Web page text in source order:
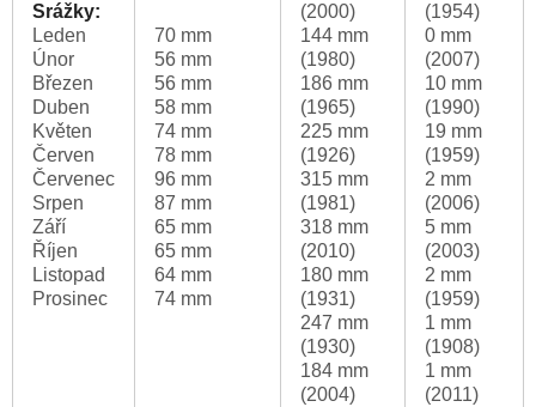
Srážky:
Leden
Únor
Březen
Duben
Květen
Červen
Červenec
Srpen
Září
Říjen
Listopad
Prosinec
70 mm
56 mm
56 mm
58 mm
74 mm
78 mm
96 mm
87 mm
65 mm
65 mm
64 mm
74 mm
(2000)
144 mm
(1980)
186 mm
(1965)
225 mm
(1926)
315 mm
(1981)
318 mm
(2010)
180 mm
(1931)
247 mm
(1930)
184 mm
(2004)
(1954)
0 mm
(2007)
10 mm
(1990)
19 mm
(1959)
2 mm
(2006)
5 mm
(2003)
2 mm
(1959)
1 mm
(1908)
1 mm
(2011)